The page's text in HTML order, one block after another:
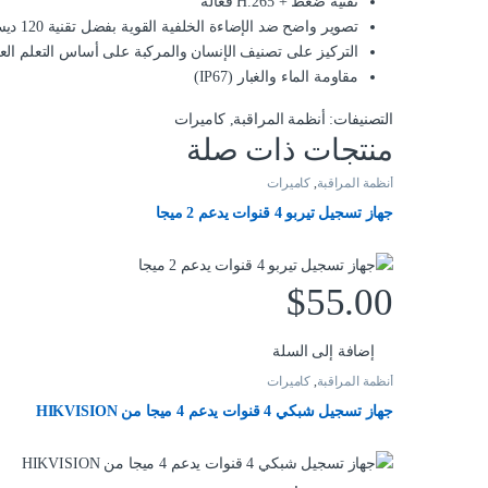
تصوير واضح ضد الإضاءة الخلفية القوية بفضل تقنية 120 ديسيبل WDR
التركيز على تصنيف الإنسان والمركبة على أساس التعلم
مقاومة الماء والغبار (IP67)
التصنيفات: أنظمة المراقبة,كاميرات
منتجات ذات صلة
أنظمة المراقبة, كاميرات
جهاز تسجيل تيربو 4 قنوات يدعم 2 ميجا
$55.00
إضافة إلى السلة
أنظمة المراقبة, كاميرات
جهاز تسجيل شبكي 4 قنوات يدعم 4 ميجا من HIKVISION